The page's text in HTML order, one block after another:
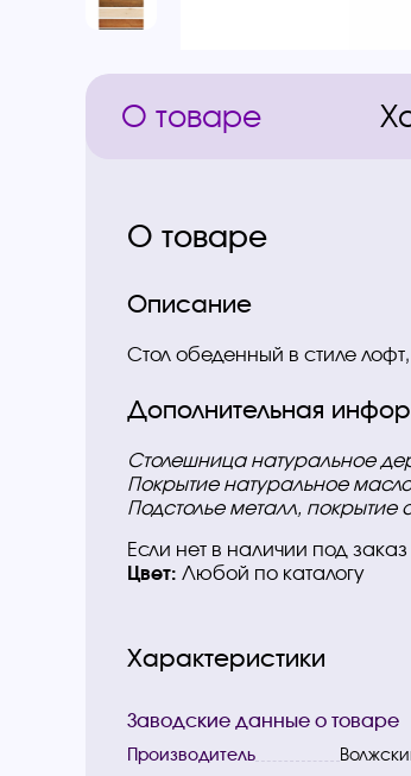
О товаре
О товаре
Описание
Стол обеденный в стиле
Дополнительная
Столешница натуральное
Покрытие натуральное
Подстолье металл, покрытие
Если нет в наличии под
Цвет: Любой по каталогу
Характеристики
Заводские данные о товаре
Производитель